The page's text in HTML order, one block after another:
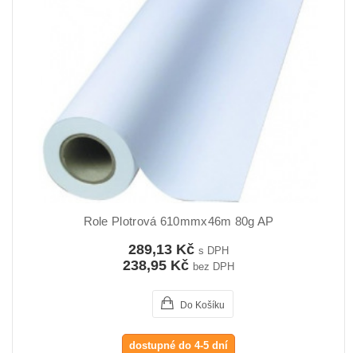
Role Plotrová 610mmx46m 80g AP
289,13 Kč s DPH
238,95 Kč bez DPH
Do Košíku
dostupné do 4-5 dní